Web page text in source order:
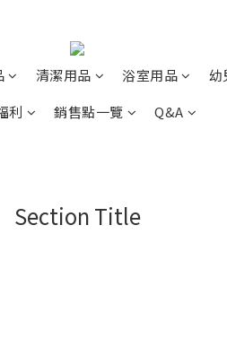
清潔用品 浴室用品 幼
利 銷售點一覽 Q&A
Section Title